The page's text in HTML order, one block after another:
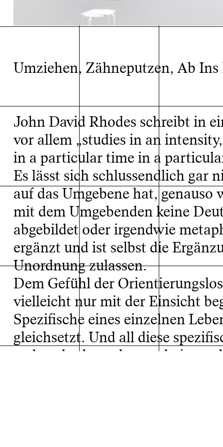
Fedele Friede,
installation view,
Umziehen, Zähneputzen, Ab Ins
John David Rhodes schreibt in
vor allem „studies in an
in a particular time in a
Es lässt sich schlussendlich gar
auf das Umgebene hat,
mit dem Umgebenden keine
abgebildet oder irgendwie
ergänzt und ist selbst die
Unordnung zulassen.
Dem Gefühl der
vielleicht nur mit der Einsicht
Spezifische eines einzelnen
gleichsetzt. Und all diese
wahrnehmbar oder erscheinen
Projektarchiv